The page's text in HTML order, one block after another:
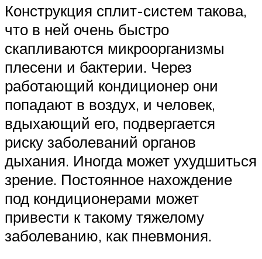
Конструкция сплит-систем такова,
что в ней очень быстро
скапливаются микроорганизмы
плесени и бактерии. Через
работающий кондиционер они
попадают в воздух, и человек,
вдыхающий его, подвергается
риску заболеваний органов
дыхания. Иногда может ухудшиться
зрение. Постоянное нахождение
под кондиционерами может
привести к такому тяжелому
заболеванию, как пневмония.